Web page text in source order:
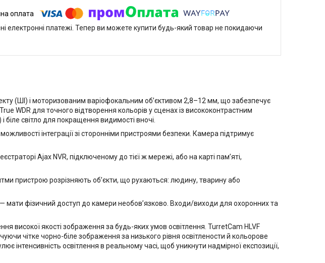
електронні платежі. Тепер ви можете купити будь-який товар не покидаючи
(ШІ) і моторизованим варіофокальним обʼєктивом 2,8–12 мм, що забезпечує
WDR для точного відтворення кольорів у сценах із висококонтрастним
біле світло для покращення видимості вночі.
інтеграції зі сторонніми пристроями безпеки. Камера підтримує
Ajax NVR, підключеному до тієї ж мережі, або на карті пам’яті,
пристрою розрізняють обʼєкти, що рухаються: людину, тварину або
фізичний доступ до камери необовʼязково. Входи/виходи для охоронних та
високої якості зображення за будь-яких умов освітлення. TurretCam HLVF
чітке чорно-біле зображення за низького рівня освітлености й кольорове
освітлення в реальному часі, щоб уникнути надмірної експозиції,